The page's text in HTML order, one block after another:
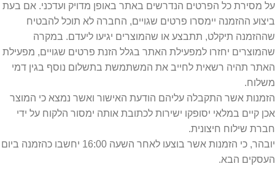
על מסירת כל הפרטים הנדרשים באתר באופן מדויק ועדכני. אם בעת
ביצוע ההזמנה יימסרו פרטים שגויים, החברה לא תוכל להבטיח
שההזמנה תיקלט, תתבצע או שהמוצרים יגיעו ליעדם. במקרה
שהמוצרים יחזרו למפעילת האתר בגלל הזנת פרטים שגויים, מפעילת
האתר תהיה רשאית לחייב את המשתמשת בתשלום נוסף בגין דמי
משלוח.
הזמנות אשר התקבלה עליהם הודעת האישור ואשר נמצא כי המוצר
אכן קיים במלאי יסופקו ישירות לכתובת אותה ימסור הלקוח על ידי
חברת שילוח חיצונית.
יובהר, כי הזמנות אשר בוצעו לאחר השעה 16:00 יחשבו כהזמנה ביום
העסקים הבא.